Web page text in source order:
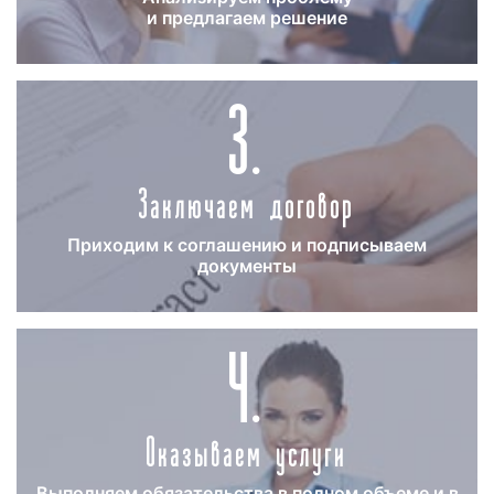
Для получения коммерческого предложения по
размещению рекламы на радио «Милицейская
рекламное агентство «Фасад Медиа Групп». Наши
менеджеры подготовят медиаплан, составят
график выхода, определят наиболее выгодное
время выхода рекламы с учетом вашей целевой
Период размещения рекламы на радио
Милицейская волна в Екатеринбурге
При размещении рекламы на радио «Милицейская
волна» в Екатеринбурге важным аспектом,
значительно влияющим на эффективность
рекламной кампании, является вопрос о периоде
и предлагаем решение
3.
Заключаем договор
Приходим к соглашению и подписываем
документы
4.
Оказываем услуги